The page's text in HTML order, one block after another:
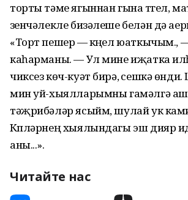
торты тәме ягыннан гына түгел,
үзенчәлекле бизәлеше белән дә
«Торт пешерү — күңел юаткычым.,
каһарманы. — Ул мине иҗатка
чиксез көч-куәт бирә, үсешкә
мин уй-хыялларымны гамәлгә
тәҗрибәләр ясыйм, шулай ук
Күпләрнең хыялындагы эш дияр
аны...».
Читайте нас